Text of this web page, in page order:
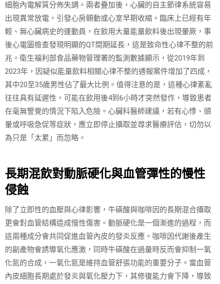
細胞內電解質分佈失調。兩者疊加後，心臟的自主節律系統容易
出現異常放電，引發心房顫動或心室早期收縮。臨床上已經有年
輕、無心臟病史的運動員，在飲用大量能量飲料後出現暈厥，事
後心電圖檢查發現明顯的QT間期延長，這是致命性心律不整的前
兆。衛生福利部食品藥物管理署的監測數據顯示，從2019年到
2023年，因疑似能量飲料相關心律不整的通報案件增加了四成，
其中20至35歲男性佔了最大比例。值得注意的是，這種心律紊亂
往往具有延遲性，可能在飲用後4到6小時才突然發作，導致患者
在毫無警覺的情況下陷入危險。心臟科醫師建議，若有心悸、頭
暈或呼吸急促等症狀，應立即停止攝取並尋求醫療評估，切勿以
為只是「太累」而忽略。
長期混飲對動脈硬化與血管彈性的慢性
侵蝕
除了立即性的血壓與心律影響，牛磺酸與咖啡因的長期混合攝取
更會對血管結構造成慢性傷害。動脈硬化是一個漸進的過程，而
這兩種成分會共同促進血管內皮的發炎反應。咖啡因代謝後產生
的副產物會誘導氧化應激，同時牛磺酸在過量時反而會抑制一氧
化氮的合成，一氧化氮是維持血管舒張功能的重要分子。當血管
內皮細胞長期處於發炎與氧化壓力下，其修復能力會下降，導致